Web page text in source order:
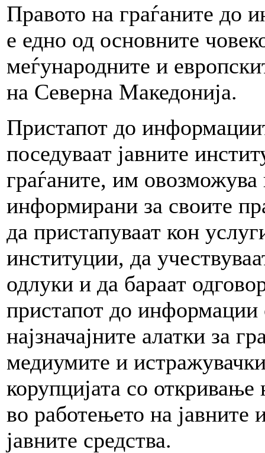
Правото на граѓаните до
е едно од основните
меѓународните и
на Северна Македонија.
Пристапот до
поседуваат јавните
граѓаните, им овозможува
информирани за своите
да пристапуваат кон
институции, да
одлуки и да бараат
пристапот до информации
најзначајните алатки за
медиумите и
корупцијата со
во работењето на јавните
јавните средства.